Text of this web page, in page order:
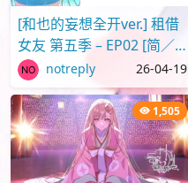
[和也的妄想全开ver.] 租借
女友 第五季 – EP02 [简／
繁] (1080p H.264 AAC
SRTx2) {出租女友 | 彼..
notreply 26-04-19
1,505